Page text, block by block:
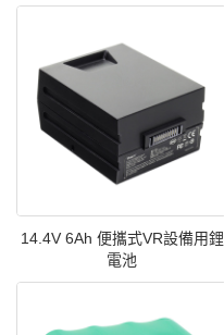
14.4V 6Ah 便攜式VR設備用鋰
電池